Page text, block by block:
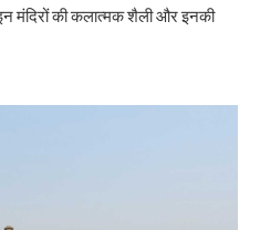
मंदिरों की कलात्मक शैली और इनकी